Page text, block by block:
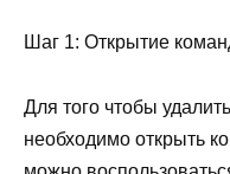
Шаг 1: Открытие
Для того чтобы
необходимо открыть